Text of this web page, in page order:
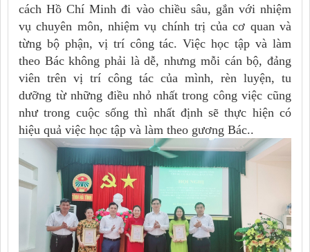
cách Hồ Chí Minh đi vào chiều sâu, gắn với nhiệm
vụ chuyên môn, nhiệm vụ chính trị của cơ quan và
từng bộ phận, vị trí công tác. Việc học tập và làm
theo Bác không phải là dễ, nhưng mỗi cán bộ, đảng
viên trên vị trí công tác của mình, rèn luyện, tu
dưỡng từ những điều nhỏ nhất trong công việc cũng
như trong cuộc sống thì nhất định sẽ thực hiện có
hiệu quả việc học tập và làm theo gương Bác..